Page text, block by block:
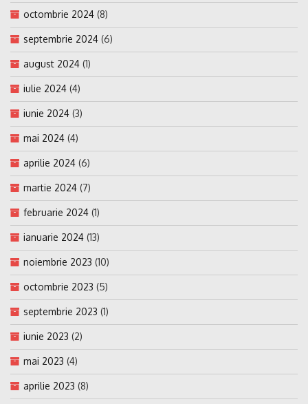
octombrie 2024 (8)
septembrie 2024 (6)
august 2024 (1)
iulie 2024 (4)
iunie 2024 (3)
mai 2024 (4)
aprilie 2024 (6)
martie 2024 (7)
februarie 2024 (1)
ianuarie 2024 (13)
noiembrie 2023 (10)
octombrie 2023 (5)
septembrie 2023 (1)
iunie 2023 (2)
mai 2023 (4)
aprilie 2023 (8)